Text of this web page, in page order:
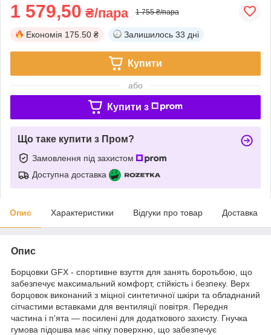
1 579,50 ₴/пара 1 755 ₴/пара
Економія 175.50 ₴ Залишилось 33 дні
Купити
або
Купити з
Що таке купити з Пром?
Замовлення під захистом
Доступна доставка
Опис Характеристики Відгуки про товар Доставка
Опис
Борцовки GFX - спортивне взуття для занять боротьбою, що
забезпечує максимальний комфорт, стійкість і безпеку. Верх
борцовок виконаний з міцної синтетичної шкіри та обладнаний
сітчастими вставками для вентиляції повітря. Передня
частина і п'ята — посилені для додаткового захисту. Гнучка
гумова підошва має чіпку поверхню, що забезпечує